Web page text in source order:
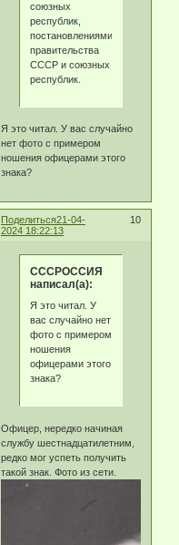
союзных
республик,
постановлениями
правительства
СССР и союзных
республик.
Я это читал. У вас случайно
нет фото с примером
ношения офицерами этого
знака?
Поделиться 10
21-04-
2024 18:22:13
СССРОССИЯ
написал(а):
Я это читал. У
вас случайно нет
фото с примером
ношения
офицерами этого
знака?
Офицер, нередко начиная
службу шестнадцатилетним,
редко мог успеть получить
такой знак. Фото из сети.